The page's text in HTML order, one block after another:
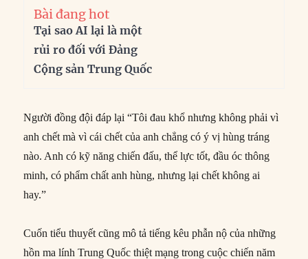
Bài đang hot
Tại sao AI lại là một
rủi ro đối với Đảng
Cộng sản Trung Quốc
Người đồng đội đáp lại “Tôi đau khổ nhưng không phải vì
anh chết mà vì cái chết của anh chẳng có ý vị hùng tráng
nào. Anh có kỹ năng chiến đấu, thể lực tốt, đầu óc thông
minh, có phẩm chất anh hùng, nhưng lại chết không ai
hay.”
Cuốn tiểu thuyết cũng mô tả tiếng kêu phẫn nộ của những
hồn ma lính Trung Quốc thiệt mạng trong cuộc chiến năm